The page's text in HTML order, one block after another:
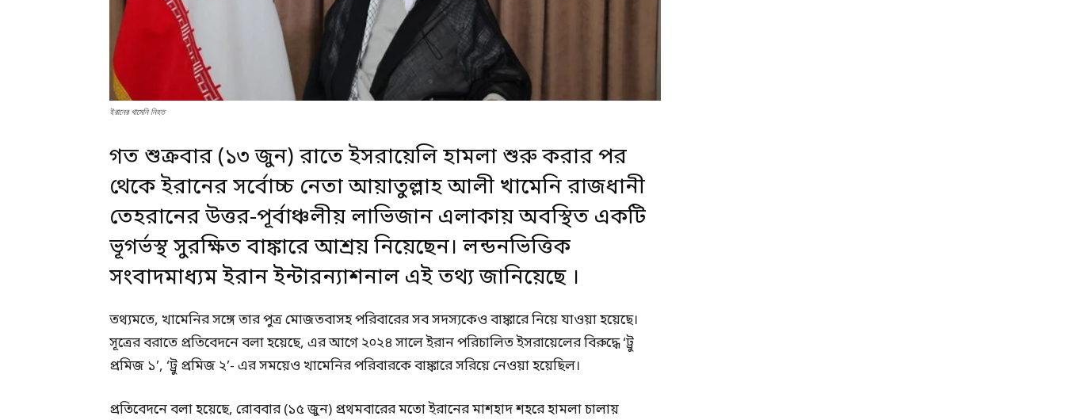
ইরানের খামেনি নিহত
গত শুক্রবার (১৩ জুন) রাতে ইসরায়েলি হামলা শুরু করার পর
থেকে ইরানের সর্বোচ্চ নেতা আয়াতুল্লাহ আলী খামেনি রাজধানী
তেহরানের উত্তর-পূর্বাঞ্চলীয় লাভিজান এলাকায় অবস্থিত একটি
ভূগর্ভস্থ সুরক্ষিত বাঙ্কারে আশ্রয় নিয়েছেন। লন্ডনভিত্তিক
সংবাদমাধ্যম ইরান ইন্টারন্যাশনাল এই তথ্য জানিয়েছে ।
তথ্যমতে, খামেনির সঙ্গে তার পুত্র মোজতবাসহ পরিবারের সব সদস্যকেও বাঙ্কারে নিয়ে যাওয়া হয়েছে।
সূত্রের বরাতে প্রতিবেদনে বলা হয়েছে, এর আগে ২০২৪ সালে ইরান পরিচালিত ইসরায়েলের বিরুদ্ধে ‘ট্রু
প্রমিজ ১’, ‘ট্রু প্রমিজ ২’- এর সময়েও খামেনির পরিবারকে বাঙ্কারে সরিয়ে নেওয়া হয়েছিল।
প্রতিবেদনে বলা হয়েছে, রোববার (১৫ জুন) প্রথমবারের মতো ইরানের মাশহাদ শহরে হামলা চালায়